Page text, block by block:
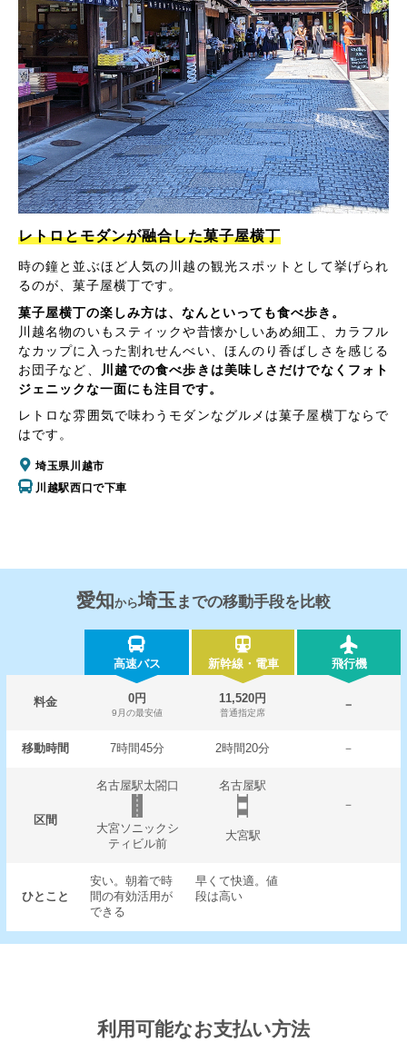
レトロとモダンが融合した菓子屋横丁
時の鐘と並ぶほど人気の川越の観光スポットとして挙げられ
るのが、菓子屋横丁です。
菓子屋横丁の楽しみ方は、なんといっても食べ歩き。
川越名物のいもスティックや昔懐かしいあめ細工、カラフル
なカップに入った割れせんべい、ほんのり香ばしさを感じる
お団子など、
川越での食べ歩きは美味しさだけでなくフォト
ジェニックな一面にも注目です。
レトロな雰囲気で味わうモダンなグルメは菓子屋横丁ならで
はです。
埼玉県川越市
川越駅西口で下車
愛知から埼玉 までの移動手段を比較
高速バス 新幹線・電車 飛行機
料金 0円
9月の最安値
11,520円
普通指定席
－
移動時間 7時間45分 2時間20分 －
区間
名古屋駅太閤口
名古屋駅
－
大宮ソニックシ
ティビル前
大宮駅
ひとこと
安い。朝着で時
間の有効活用が
できる
早くて快適。値
段は高い
利用可能なお支払い方法